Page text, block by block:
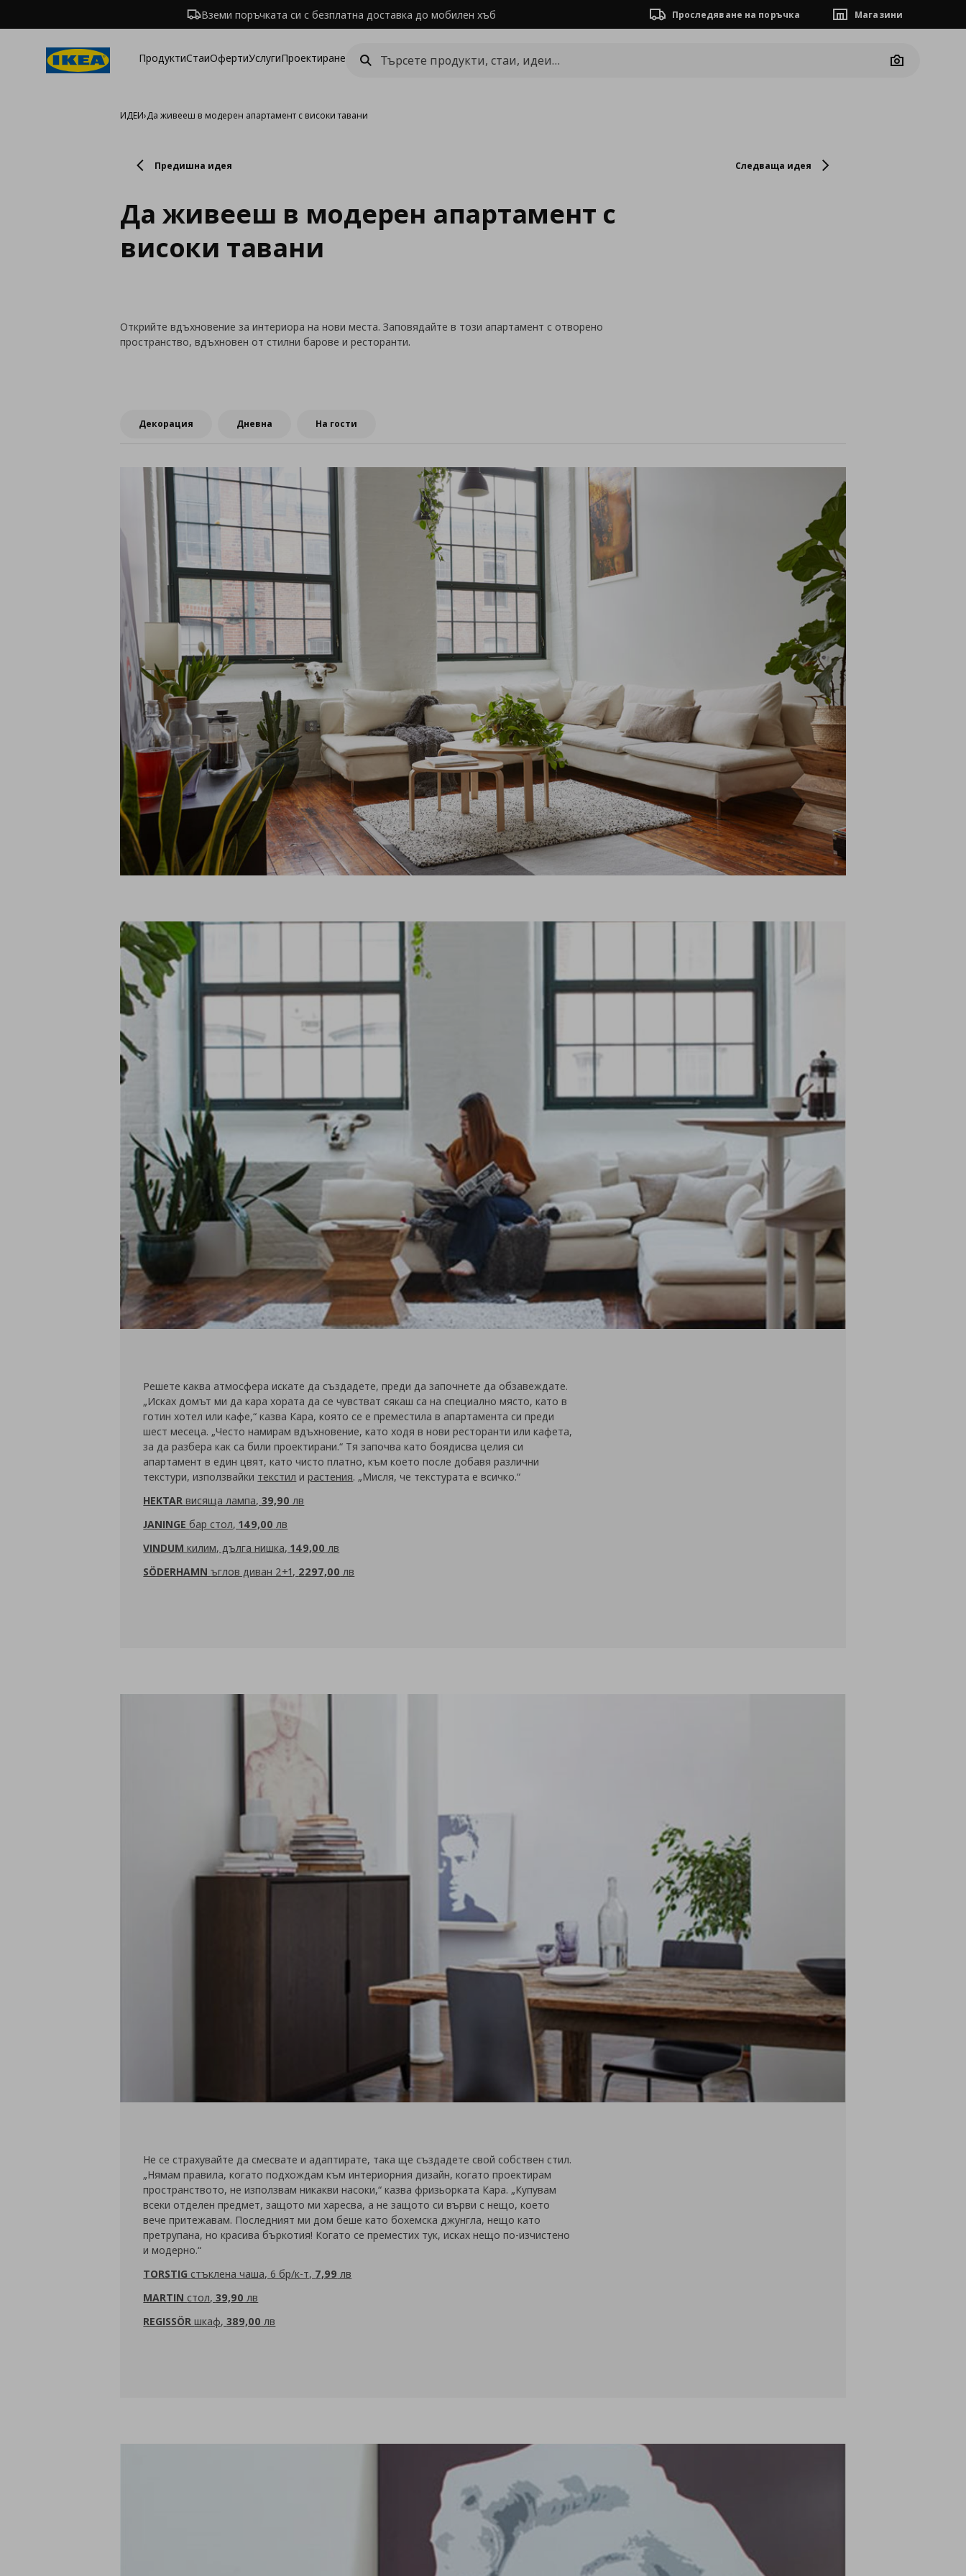
Вземи поръчката си с безплатна доставка до мобилен хъб Проследяване на поръчка Магазини
ПродуктиСтаиОфертиУслугиПроектиране
Camera
ИДЕИ›Да живееш в модерен апартамент с високи тавани
Предишна идея Следваща идея
Да живееш в модерен апартамент с
високи тавани
Открийте вдъхновение за интериора на нови места. Заповядайте в този апартамент с отворено
пространство, вдъхновен от стилни барове и ресторанти.
Декорация Дневна На гости
Решете каква атмосфера искате да създадете, преди да започнете да обзавеждате.
„Исках домът ми да кара хората да се чувстват сякаш са на специално място, като в
готин хотел или кафе,“ казва Кара, която се е преместила в апартамента си преди
шест месеца. „Често намирам вдъхновение, кaто ходя в нови ресторанти или кафета,
за да разбера как са били проектирани.“ Тя започва като боядисва целия си
апартамент в един цвят, като чисто платно, към което после добавя различни
текстури, използвайки текстил ирастения. „Мисля, че текстурата е всичко.“
HEKTARвисяща лампа,39,90 лв
JANINGEбар стол,149,00 лв
VINDUMкилим, дълга нишка,149,00 лв
SÖDERHAMNъглов диван 2+1, 2297,00 лв
Не се страхувайте да смесвате и адаптирате, така ще създадете свой собствен стил.
„Нямам правила, когато подхождам към интериорния дизайн, когато проектирам
пространството, не използвам никакви насоки,“ казва фризьорката Кара. „Купувам
всеки отделен предмет, защото ми харесва, а не защото си върви с нещо, което
вече притежавам. Последният ми дом беше като бохемска джунгла, нещо като
претрупана, но красива бъркотия! Когато се преместих тук, исках нещо по-изчистено
и модерно.“
TORSTIG стъклена чаша, 6 бр/к-т, 7,99 лв
MARTIN стол,39,90 лв
REGISSÖRшкаф,389,00 лв